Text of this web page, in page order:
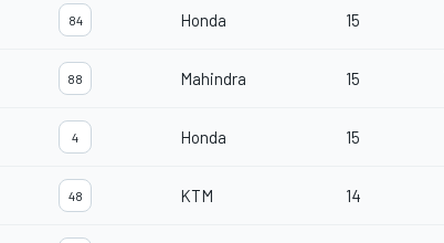
84 Honda 15
88 Mahindra 15
4 Honda 15
48 KTM 14